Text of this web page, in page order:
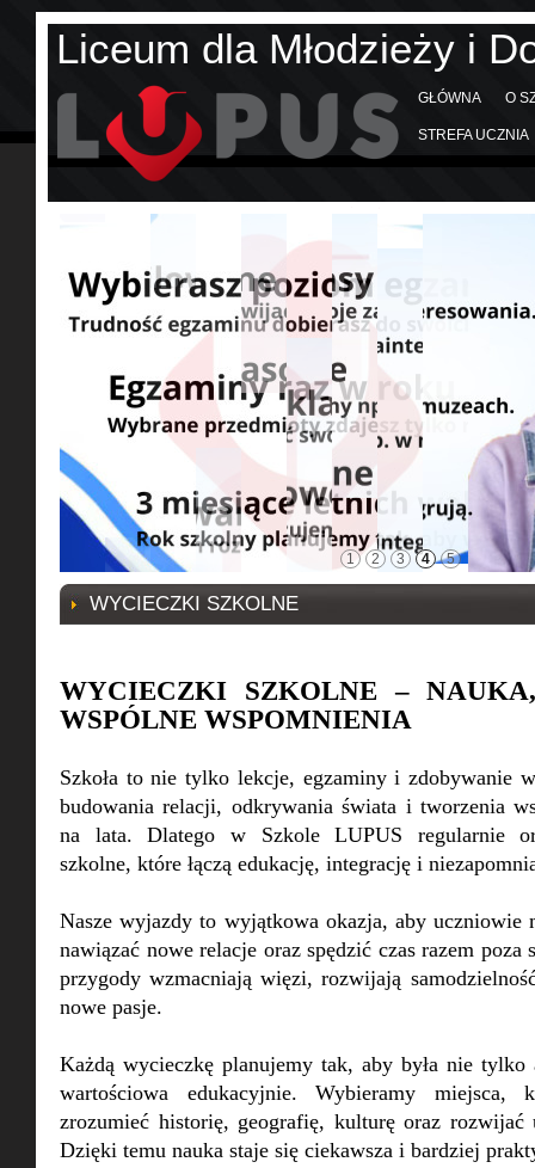
GŁÓWNA O
STREFA UCZNIA
Liceum dla Młodzieży i
1 2 3 4 5
WYCIECZKI SZKOLNE
WYCIECZKI SZKOLNE –
WSPÓLNE WSPOMNIENIA
Szkoła to nie tylko lekcje, egzaminy i zdobywanie
budowania relacji, odkrywania świata i tworzenia
na lata. Dlatego w Szkole LUPUS regularnie
szkolne, które łączą edukację, integrację i
Nasze wyjazdy to wyjątkowa okazja, aby uczniowie
nawiązać nowe relacje oraz spędzić czas razem poza
przygody wzmacniają więzi, rozwijają
nowe pasje.
Każdą wycieczkę planujemy tak, aby była nie tylko
wartościowa edukacyjnie. Wybieramy miejsca,
zrozumieć historię, geografię, kulturę oraz rozwijać
Dzięki temu nauka staje się ciekawsza i bardziej